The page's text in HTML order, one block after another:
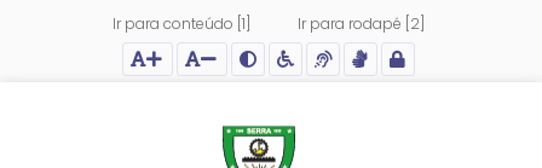
Ir para conteúdo [1] Ir para rodapé [2]
Ação para aumentar tamanho da fonte do site
Ação para diminuir tamanho da fonte do site
Ação para aplicar auto contraste no site
Acessar página sobre acessibilidade do site
Acessar página sobre NVDA - Leitor de Tela
Acessar página sobre VLibras - Tradutor de
Acessar Intranet